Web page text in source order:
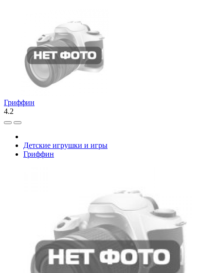
Гриффин
4.2
Детские игрушки и игры
Гриффин